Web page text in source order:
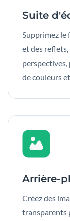
Suite
Supprimez le
et des
de couleurs
Arrière-
Créez des
transparents